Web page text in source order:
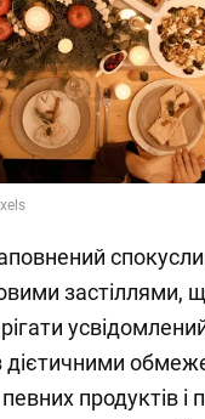
застіллями,
продуктів і